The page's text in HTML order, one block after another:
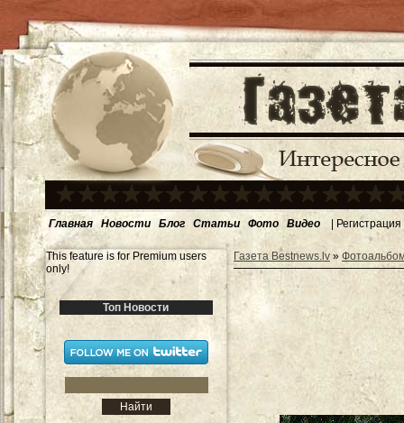
Главная Новости Блог Статьи Фото Видео | Регистрация
This feature is for Premium users
only!
Топ Новости
Газета Bestnews.lv»